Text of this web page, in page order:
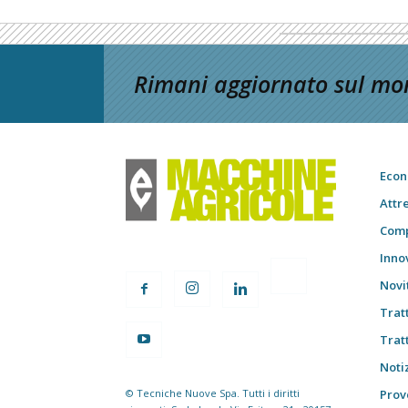
Rimani aggiornato sul
© Tecniche Nuove Spa. Tutti i diritti